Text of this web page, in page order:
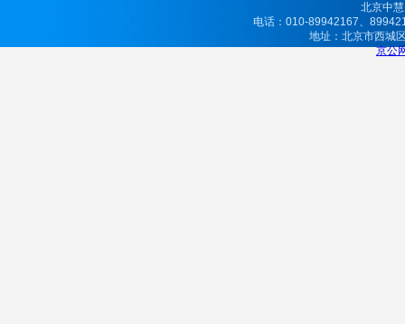
北京中
电话：010-89942167、
地址：北京市西
京公